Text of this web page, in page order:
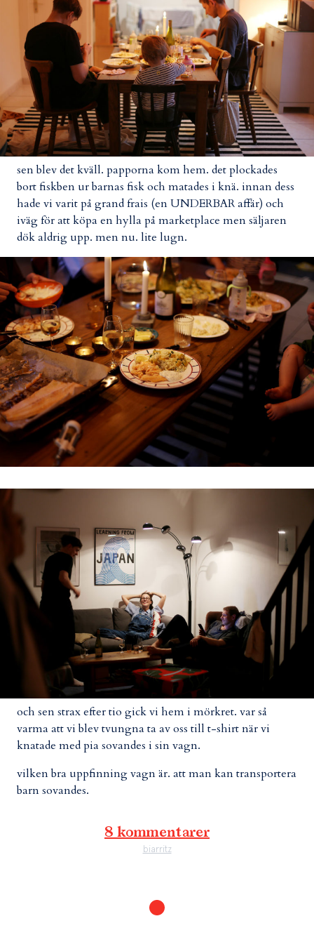
sen blev det kväll. papporna kom hem. det plockades
bort fiskben ur barnas fisk och matades i knä. innan dess
hade vi varit på grand frais (en UNDERBAR affär) och
iväg för att köpa en hylla på marketplace men säljaren
dök aldrig upp. men nu. lite lugn.
och sen strax efter tio gick vi hem i mörkret. var så
varma att vi blev tvungna ta av oss till t-shirt när vi
knatade med pia sovandes i sin vagn.
vilken bra uppfinning vagn är. att man kan transportera
barn sovandes.
8 kommentarer
biarritz